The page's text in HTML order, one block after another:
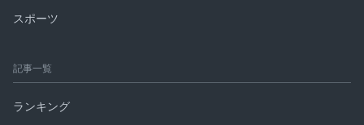
スポーツ
記事一覧
ランキング